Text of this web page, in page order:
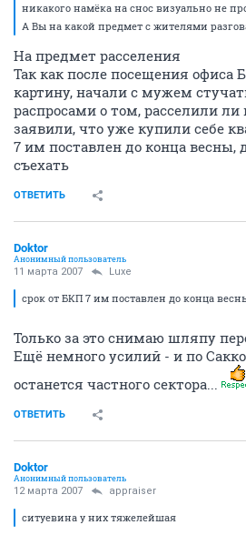
никакого намёка на снос визуально не
А Вы на какой предмет с жителями
На предмет расселения
Так как после посещения офиса
картину, начали с мужем
распросами о том, расселили
заявили, что уже купили себе
7 им поставлен до конца
съехать
ОТВЕТИТЬ
Doktor
Анонимный пользователь
11 марта 2007 Luxe
срок от БКП 7 им поставлен до конца
Только за это снимаю шляпу
Ещё немного усилий - и по
останется частного сектора...
ОТВЕТИТЬ
Doktor
Анонимный пользователь
12 марта 2007 appraiser
ситуевина у них тяжелейшая